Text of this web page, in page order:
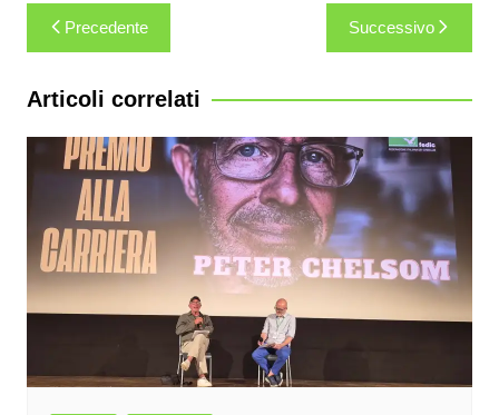
Navigazione
articoli
Precedente Successivo
Articoli correlati